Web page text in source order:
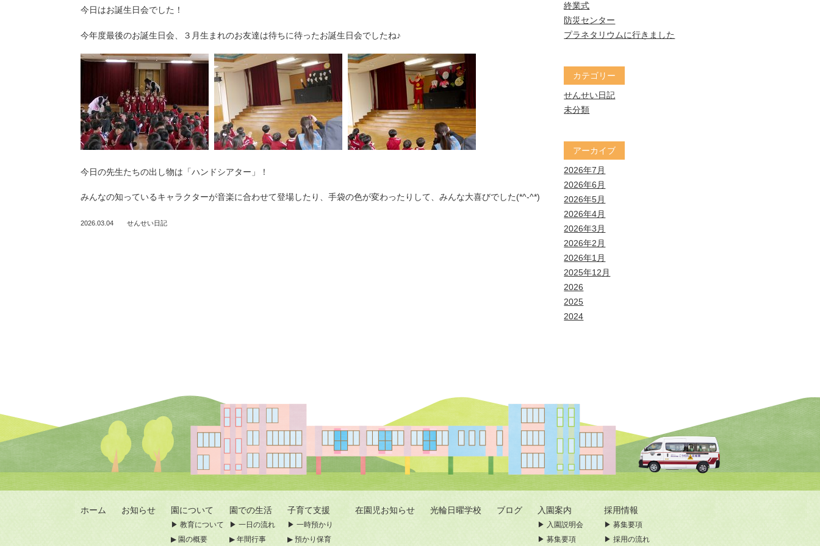
今日はお誕生日会でした！
今年度最後のお誕生日会、３月生まれのお友達は待ちに待ったお誕生日会でしたね♪
今日の先生たちの出し物は「ハンドシアター」！
みんなの知っているキャラクターが音楽に合わせて登場したり、手袋の色が変わったりして、みんな大喜びでした(*^-^*)
2026.03.04 せんせい日記
終業式
防災センター
プラネタリウムに行きました
カテゴリー
せんせい日記
未分類
アーカイブ
2026年7月
2026年6月
2026年5月
2026年4月
2026年3月
2026年2月
2026年1月
2025年12月
2026
2025
2024
ホーム お知らせ 園について 園での生活 子育て支援 在園児お知らせ 光輪日曜学校 ブログ 入園案内 採用情報
教育について
園の概要
一日の流れ
年間行事
一時預かり
預かり保育
入園説明会
募集要項
募集要項
採用の流れ